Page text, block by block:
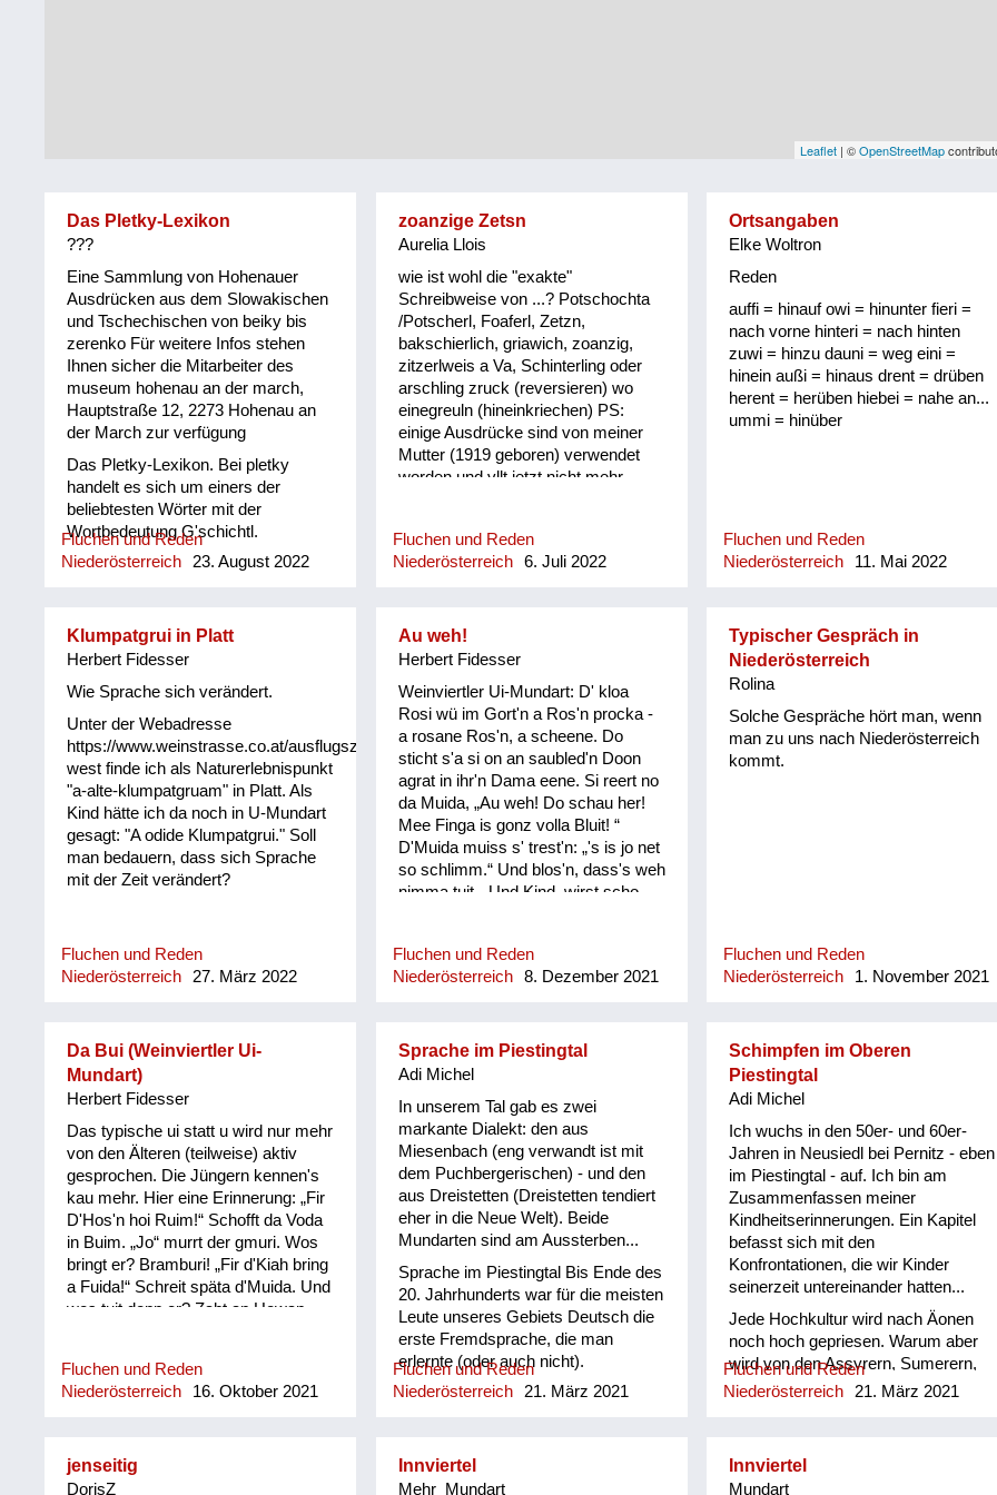
Leaflet | ©OpenStreetMap
Das Pletky-Lexikon
???
Eine Sammlung von Hohenauer
Ausdrücken aus dem Slowakischen
und Tschechischen von beiky bis
zerenko Für weitere Infos stehen
Ihnen sicher die Mitarbeiter des
museum hohenau an der march,
Hauptstraße 12, 2273 Hohenau an
der March zur verfügung
Das Pletky-Lexikon. Bei pletky
handelt es sich um einers der
beliebtesten Wörter mit der
Wortbedeutung G'schichtl.
Fluchen und Reden
Niederösterreich
23. August 2022
zoanzige Zetsn
Aurelia Llois
wie ist wohl die "exakte"
Schreibweise von ...? Potschochta
/Potscherl, Foaferl, Zetzn,
bakschierlich, griawich, zoanzig,
zitzerlweis a Va, Schinterling oder
arschling zruck (reversieren) wo
einegreuln (hineinkriechen) PS:
einige Ausdrücke sind von meiner
Mutter (1919 geboren) verwendet
worden und vllt jetzt nicht mehr
Fluchen und Reden
Niederösterreich
6. Juli 2022
Ortsangaben
Elke Woltron
Reden
auffi = hinauf owi = hinunter fieri =
nach vorne hinteri = nach hinten
zuwi = hinzu dauni = weg eini =
hinein außi = hinaus drent = drüben
herent = herüben hiebei = nahe an...
ummi = hinüber
Fluchen und Reden
Niederösterreich
11. Mai 2022
Klumpatgrui in Platt
Herbert Fidesser
Wie Sprache sich verändert.
Unter der Webadresse
https://www.weinstrasse.co.at/ausflugsziele-
west finde ich als Naturerlebnispunkt
"a-alte-klumpatgruam" in Platt. Als
Kind hätte ich da noch in U-Mundart
gesagt: "A odide Klumpatgrui." Soll
man bedauern, dass sich Sprache
mit der Zeit verändert?
Fluchen und Reden
Niederösterreich
27. März 2022
Au weh!
Herbert Fidesser
Weinviertler Ui-Mundart: D' kloa
Rosi wü im Gort'n a Ros'n procka -
a rosane Ros'n, a scheene. Do
sticht s'a si on an saubled'n Doon
agrat in ihr'n Dama eene. Si reert no
da Muida, „Au weh! Do schau her!
Mee Finga is gonz volla Bluit! “
D'Muida muiss s' trest'n: „'s is jo net
so schlimm.“ Und blos'n, dass's weh
nimma tuit. „Und Kind, wirst scho
Rosi erscht recht o ins Plaz'n: "Und
wonn… und wonn… und wonn…
Fluchen und Reden
Niederösterreich
8. Dezember 2021
Typischer Gespräch in
Niederösterreich
Rolina
Solche Gespräche hört man, wenn
man zu uns nach Niederösterreich
kommt.
Fluchen und Reden
Niederösterreich
1. November 2021
Da Bui (Weinviertler Ui-
Mundart)
Herbert Fidesser
Das typische ui statt u wird nur mehr
von den Älteren (teilweise) aktiv
gesprochen. Die Jüngern kennen's
kau mehr. Hier eine Erinnerung: „Fir
D'Hos'n hoi Ruim!“ Schofft da Voda
in Buim. „Jo“ murrt der gmuri. Wos
bringt er? Bramburi! „Fir d'Kiah bring
a Fuida!“ Schreit späta d'Muida. Und
wos tuit donn er? Zaht an Howan
Bui? Setzt si zum Ochs'n dazui!
Eeteut da Hias'l seen Bruida: „Fadln
Fluchen und Reden
Niederösterreich
16. Oktober 2021
Sprache im Piestingtal
Adi Michel
In unserem Tal gab es zwei
markante Dialekt: den aus
Miesenbach (eng verwandt ist mit
dem Puchbergerischen) - und den
aus Dreistetten (Dreistetten tendiert
eher in die Neue Welt). Beide
Mundarten sind am Aussterben...
Sprache im Piestingtal Bis Ende des
20. Jahrhunderts war für die meisten
Leute unseres Gebiets Deutsch die
erste Fremdsprache, die man
erlernte (oder auch nicht).
Dementsprechend lustig und
wirkte, erkannte ich
Fluchen und Reden
Niederösterreich
21. März 2021
Schimpfen im Oberen
Piestingtal
Adi Michel
Ich wuchs in den 50er- und 60er-
Jahren in Neusiedl bei Pernitz - eben
im Piestingtal - auf. Ich bin am
Zusammenfassen meiner
Kindheitserinnerungen. Ein Kapitel
befasst sich mit den
Konfrontationen, die wir Kinder
seinerzeit untereinander hatten...
Jede Hochkultur wird nach Äonen
noch hoch gepriesen. Warum aber
wird von den Assyrern, Sumerern,
Babyloniern, Ägyptern, Griechen,
„ang´fressen“ waren? Schimpfen im
Fluchen und Reden
Niederösterreich
21. März 2021
jenseitig
DorisZ
Innviertel
Mehr_Mundart
Innviertel
Mundart